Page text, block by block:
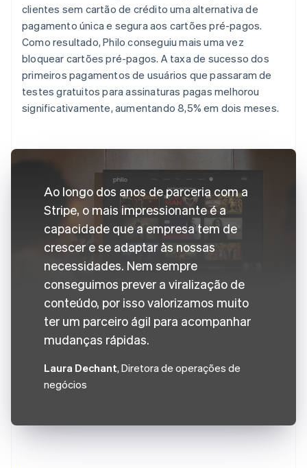
clientes sem cartão de crédito uma alternativa de
pagamento única e segura aos cartões pré-pagos.
Como resultado, Philo conseguiu mais uma vez
bloquear cartões pré-pagos. A taxa de sucesso dos
primeiros pagamentos de usuários que passaram de
testes gratuitos para assinaturas pagas melhorou
significativamente, aumentando 8,5% em dois meses.
Ao longo dos anos de parceria com a
Stripe, o mais impressionante é a
capacidade que a empresa tem de
crescer e se adaptar às nossas
necessidades. Nem sempre
conseguimos prever a viralização de
conteúdo, por isso valorizamos muito
ter um parceiro ágil para acompanhar
mudanças rápidas.
Laura Dechant, Diretora de operações de
negócios